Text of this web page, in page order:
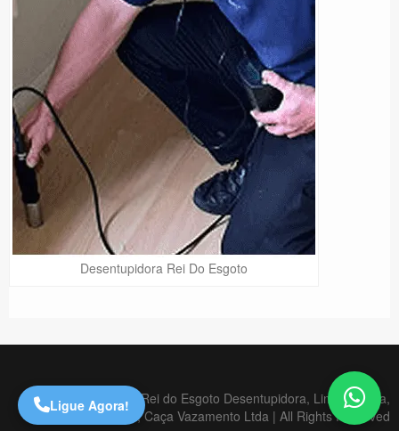
Desentupidora Rei Do Esgoto
Copyright © 2020 Rei do Esgoto Desentupidora, Limpa Fossa,
Dedetizadora, Caça Vazamento Ltda | All Rights Reserved
Precisa de Ajuda?
Ligue Agora!